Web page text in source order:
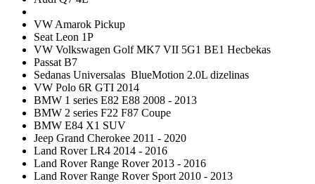
VW Amarok Pickup
Seat Leon 1P
VW Volkswagen Golf MK7 VII 5G1 BE1 Hecbekas
Passat B7
Sedanas Universalas BlueMotion 2.0L dizelinas
VW Polo 6R GTI 2014
BMW 1 series E82 E88 2008 - 2013
BMW 2 series F22 F87 Coupe
BMW E84 X1 SUV
Jeep Grand Cherokee 2011 - 2020
Land Rover LR4 2014 - 2016
Land Rover Range Rover 2013 - 2016
Land Rover Range Rover Sport 2010 - 2013